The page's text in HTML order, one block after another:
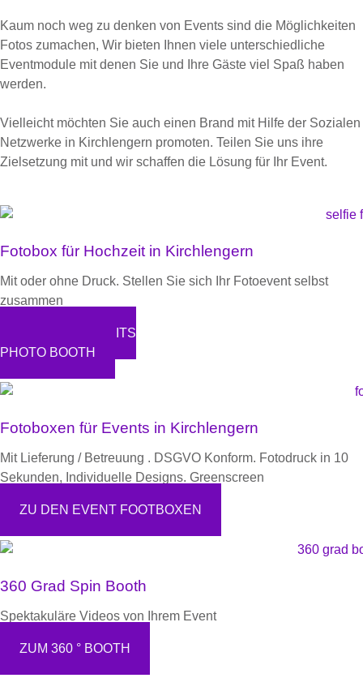
Kaum noch weg zu denken von Events sind die Möglichkeiten
Fotos zumachen, Wir bieten Ihnen viele unterschiedliche
Eventmodule mit denen Sie und Ihre Gäste viel Spaß haben
werden.
Vielleicht möchten Sie auch einen Brand mit Hilfe der Sozialen
Netzwerke in Kirchlengern promoten. Teilen Sie uns ihre
Zielsetzung mit und wir schaffen die Lösung für Ihr Event.
Fotobox für Hochzeit in Kirchlengern
Mit oder ohne Druck. Stellen Sie sich Ihr Fotoevent selbst
zusammen
ZUUR HOCHZEITS
PHOTO BOOTH
Fotoboxen für Events in Kirchlengern
Mit Lieferung / Betreuung . DSGVO Konform. Fotodruck in 10
Sekunden, Individuelle Designs. Greenscreen
ZU DEN EVENT FOOTBOXEN
360 Grad Spin Booth
Spektakuläre Videos von Ihrem Event
ZUM 360 ° BOOTH